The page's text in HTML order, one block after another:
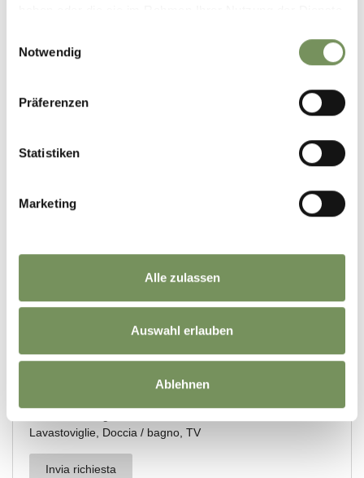
Notwendig
Präferenzen
Statistiken
Marketing
Alle zulassen
Auswahl erlauben
Ablehnen